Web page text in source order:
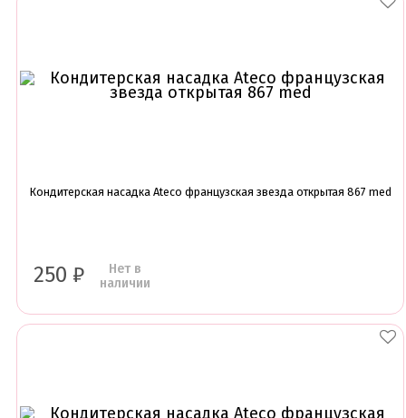
Кондитерская насадка Ateco французская звезда открытая 867 med
250 ₽
Нет в
наличии